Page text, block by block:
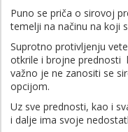
Puno se priča o sirovoj
temelji na načinu na koji
Suprotno protivljenju
otkrile i brojne prednosti
važno je ne zanositi se
opcijom.
Uz sve prednosti, kao i
i dalje ima svoje